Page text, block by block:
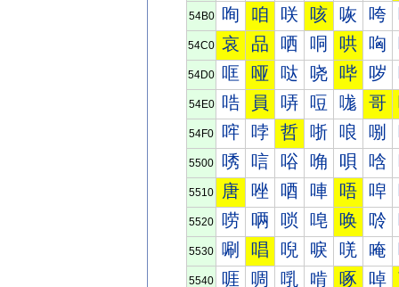
54B0 咰 咱 咲 咳 咴 咵
54C0 哀 品 哂 哃 哄 哅
54D0 哐 哑 哒 哓 哔 哕
54E0 哠 員 哢 哣 哤 哥
54F0 哰 哱 哲 哳 哴 哵
5500 唀 唁 唂 唃 唄 唅
5510 唐 唑 唒 唓 唔 唕
5520 唠 唡 唢 唣 唤 唥
5530 唰 唱 唲 唳 唴 唵
5540 啀 啁 啂 啃 啄 啅